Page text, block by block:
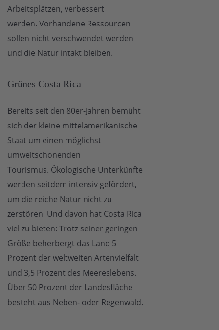
Arbeitsplätzen, verbessert
werden. Vorhandene Ressourcen
sollen nicht verschwendet werden
und die Natur intakt bleiben.
Grünes Costa Rica
Bereits seit den 80er-Jahren bemüht
sich der kleine mittelamerikanische
Staat um einen möglichst
umweltschonenden
Tourismus. Ökologische Unterkünfte
werden seitdem intensiv gefördert,
um die reiche Natur nicht zu
zerstören. Und davon hat Costa Rica
viel zu bieten: Trotz seiner geringen
Größe beherbergt das Land 5
Prozent der weltweiten Artenvielfalt
und 3,5 Prozent des Meereslebens.
Über 50 Prozent der Landesfläche
besteht aus Neben- oder Regenwald.